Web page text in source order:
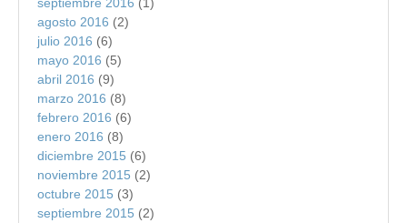
agosto 2016 (2)
julio 2016 (6)
mayo 2016 (5)
abril 2016 (9)
marzo 2016 (8)
febrero 2016 (6)
enero 2016 (8)
diciembre 2015 (6)
noviembre 2015 (2)
octubre 2015 (3)
septiembre 2015 (2)